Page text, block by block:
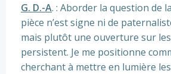
G. D.-A. : Aborder la question de
pièce n’est signe ni de
mais plutôt une ouverture sur
persistent. Je me positionne
cherchant à mettre en lumière